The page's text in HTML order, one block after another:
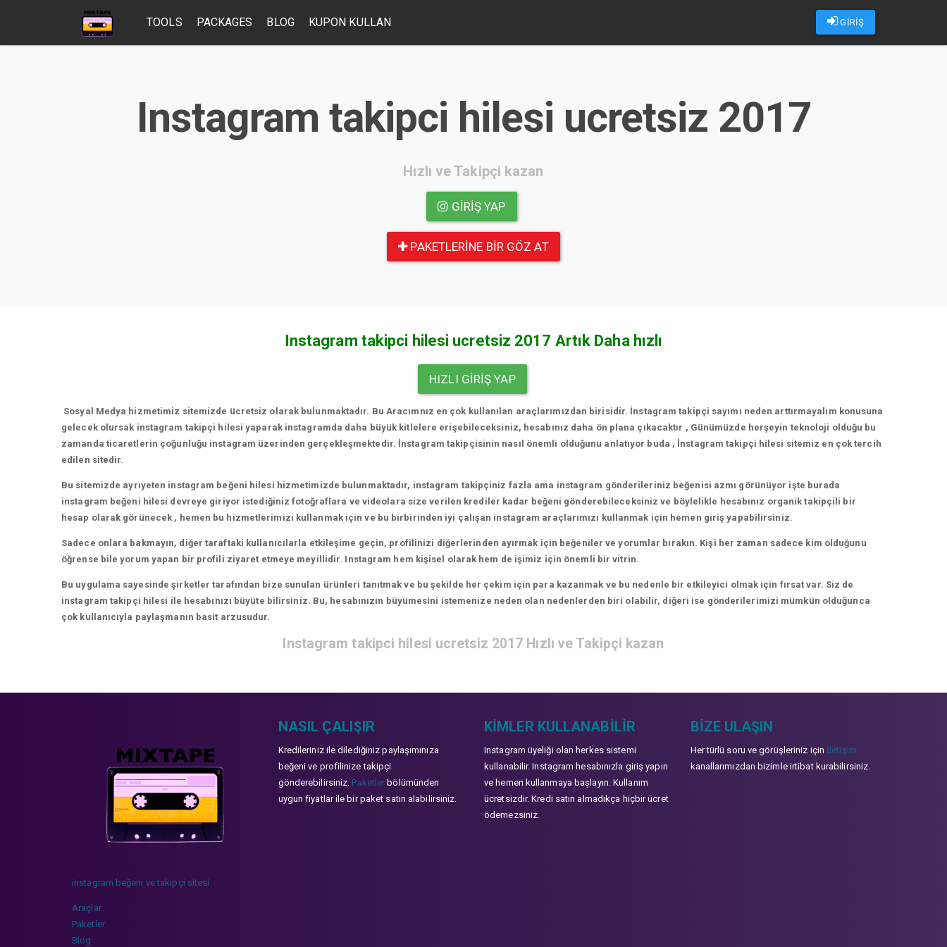
GİRİŞ
TOOLS PACKAGES BLOG KUPON KULLAN
Instagram takipci hilesi ucretsiz 2017
Hızlı ve Takipçi kazan
GIRIŞ YAP
PAKETLERINE BIR GÖZ AT
Instagram takipci hilesi ucretsiz 2017 Artık Daha hızlı
HIZLI GIRIŞ YAP
Sosyal Medya hizmetimiz sitemizde ücretsiz olarak bulunmaktadır. Bu Aracımnız en çok kullanılan araçlarımızdan birisidir. İnstagram takipçi sayımı neden arttırmayalım konusuna
gelecek olursak instagram takipçi hilesi yaparak instagramda daha büyük kitlelere erişebileceksiniz, hesabınız daha ön plana çıkacaktır , Günümüzde herşeyin teknoloji olduğu bu
zamanda ticaretlerin çoğunluğu instagram üzerinden gerçekleşmektedir. İnstagram takipçisinin nasıl önemli olduğunu anlatıyor buda , İnstagram takipçi hilesi sitemiz en çok tercih
edilen sitedir.
Bu sitemizde ayrıyeten instagram beğeni hilesi hizmetimizde bulunmaktadır, instagram takipçiniz fazla ama instagram gönderileriniz beğenisi azmı görünüyor işte burada
instagram beğeni hilesi devreye giriyor istediğiniz fotoğraflara ve videolara size verilen krediler kadar beğeni gönderebileceksiniz ve böylelikle hesabınız organik takipçili bir
hesap olarak görünecek , hemen bu hizmetlerimizi kullanmak için ve bu birbirinden iyi çalışan instagram araçlarımızı kullanmak için hemen giriş yapabilirsiniz.
Sadece onlara bakmayın, diğer taraftaki kullanıcılarla etkileşime geçin, profilinizi diğerlerinden ayırmak için beğeniler ve yorumlar bırakın. Kişi her zaman sadece kim olduğunu
öğrense bile yorum yapan bir profili ziyaret etmeye meyillidir. Instagram hem kişisel olarak hem de işimiz için önemli bir vitrin.
Bu uygulama sayesinde şirketler tarafından bize sunulan ürünleri tanıtmak ve bu şekilde her çekim için para kazanmak ve bu nedenle bir etkileyici olmak için fırsat var. Siz de
instagram takipçi hilesi ile hesabınızı büyüte bilirsiniz. Bu, hesabınızın büyümesini istemenize neden olan nedenlerden biri olabilir, diğeri ise gönderilerimizi mümkün olduğunca
çok kullanıcıyla paylaşmanın basit arzusudur.
Instagram takipci hilesi ucretsiz 2017 Hızlı ve Takipçi kazan
instagram beğeni ve takipçi sitesi
Araçlar
Paketler
Blog
NASIL ÇALIŞIR
Kredileriniz ile dilediğiniz paylaşımınıza
beğeni ve profilinize takipçi
gönderebilirsiniz. Paketler bölümünden
uygun fiyatlar ile bir paket satın alabilirsiniz.
KIMLER KULLANABILIR
Instagram üyeliği olan herkes sistemi
kullanabilir. Instagram hesabınızla giriş yapın
ve hemen kullanmaya başlayın. Kullanım
ücretsizdir. Kredi satın almadıkça hiçbir ücret
ödemezsiniz.
BIZE ULAŞIN
Her türlü soru ve görüşleriniz için İletişim
kanallarımızdan bizimle irtibat kurabilirsiniz.